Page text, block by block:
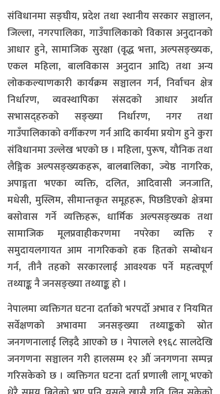
संविधानमा सङ्घीय, प्रदेश तथा स्थानीय सरकार सञ्चालन,
जिल्ला, नगरपालिका, गाउँपालिकाको विकास अनुदानको
आधार हुने, सामाजिक सुरक्षा (वृद्ध भत्ता, अल्पसङ्ख्यक,
एकल महिला, बालविकास अनुदान आदि) तथा अन्य
लोककल्याणकारी कार्यक्रम सञ्चालन गर्न, निर्वाचन क्षेत्र
निर्धारण, व्यवस्थापिका संसदको आधार अर्थात
सभासद्हरुको सङ्ख्या निर्धारण, नगर तथा
गाउँपालिकाको वर्गीकरण गर्न आदि कार्यमा प्रयोग हुने कुरा
संविधानमा उल्लेख भएको छ । महिला, पुरूष, यौनिक तथा
लैङ्गिक अल्पसङ्ख्यकहरू, बालबालिका, ज्येष्ठ नागरिक,
अपाङ्गता भएका व्यक्ति, दलित, आदिवासी जनजाति,
मधेसी, मुस्लिम, सीमान्तकृत समूहहरू, पिछडिएको क्षेत्रमा
बसोवास गर्ने व्यक्तिहरू, धार्मिक अल्पसङ्ख्यक तथा
सामाजिक मूलप्रवाहीकरणमा नपरेका व्यक्ति र
समुदायलगायत आम नागरिकको हक हितको सम्बोधन
गर्न, तीनै तहको सरकारलाई आवश्यक पर्ने महत्वपूर्ण
तथ्याङ्क नै जनसङ्ख्या तथ्याङ्क हो ।
नेपालमा व्यक्तिगत घटना दर्ताको भरपर्दो अभाव र नियमित
सर्वेक्षणको अभावमा जनसङ्ख्या तथ्याङ्कको स्रोत
जनगणनालाई लिइदै आएको छ । नेपालले १९६८ सालदेखि
जनगणना सञ्चालन गरी हालसम्म १२ औं जनगणना सम्पन्न
गरिसकेको छ । व्यक्तिगत घटना दर्ता प्रणाली लागू भएको